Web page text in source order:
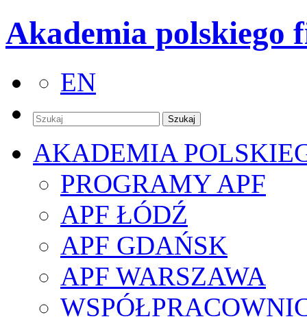
Akademia polskiego
EN
AKADEMIA
PROGRAMY APF
APF ŁÓDŹ
APF GDAŃSK
APF WARSZAWA